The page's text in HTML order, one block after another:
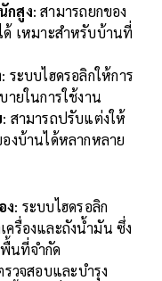
กสูง: สามารถยกของ
เหมาะสำหรับบ้านที่
: ระบบไฮดรอลิกให้การ
ยในการใช้งาน
: สามารถปรับแต่งให้
งบ้านได้หลากหลาย
ง: ระบบไฮดรอลิก
รื่องและถังน้ำมัน ซึ่ง
นที่จำกัด
รวจสอบและบำรุง